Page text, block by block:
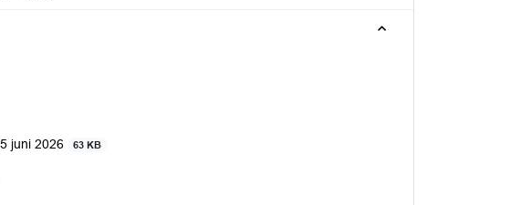
juni 2026
63 KB